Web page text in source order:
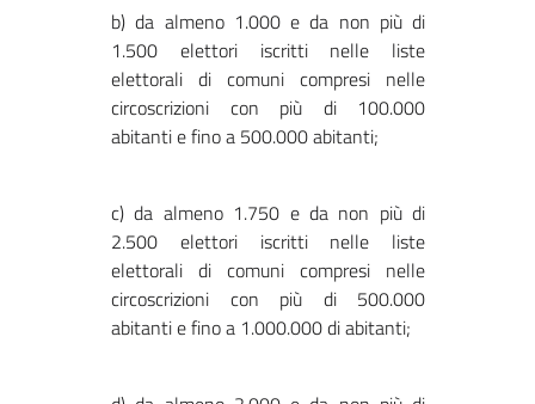
b) da almeno 1.000 e da non più di
1.500 elettori iscritti nelle liste
elettorali di comuni compresi nelle
circoscrizioni con più di 100.000
abitanti e fino a 500.000 abitanti;
c) da almeno 1.750 e da non più di
2.500 elettori iscritti nelle liste
elettorali di comuni compresi nelle
circoscrizioni con più di 500.000
abitanti e fino a 1.000.000 di abitanti;